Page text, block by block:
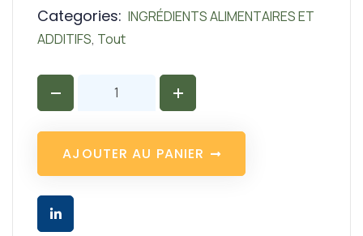
Categories: INGRÉDIENTS ALIMENTAIRES ET
ADDITIFS, Tout
AJ OUTER AU PANIER